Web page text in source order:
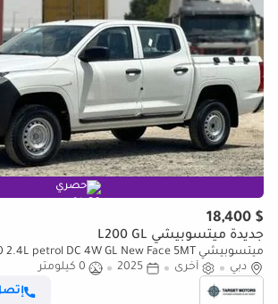
حصري
$ 18,400
جديدة ميتسوبيشي L200 GL
ميتسوبيشي L200 GL L200 2.4L petrol DC 4W GL New Face 5MT
دبي
أخرى 2025
0 كيلومتر